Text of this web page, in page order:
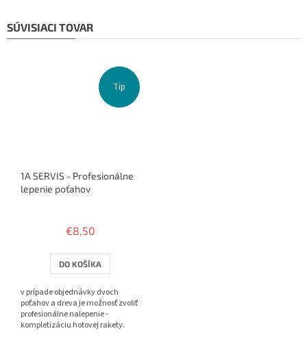
SÚVISIACI TOVAR
Tip
1A SERVIS - Profesionálne
lepenie poťahov
produktu
3,8
z
hviezdičiek.
€8,50
DO KOŠÍKA
v prípade objednávky dvoch
poťahov a dreva je možnosť zvoliť
profesionálne nalepenie -
kompletizáciu hotovej rakety.